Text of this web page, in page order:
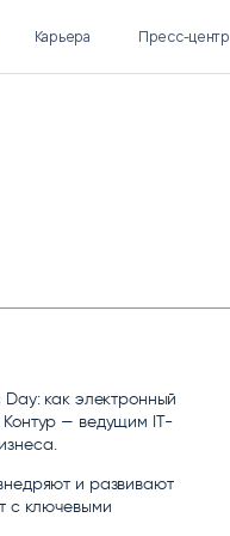
Карьера Пресс-центр
как электронный
Контур — ведущим IT-
и развивают
с ключевыми